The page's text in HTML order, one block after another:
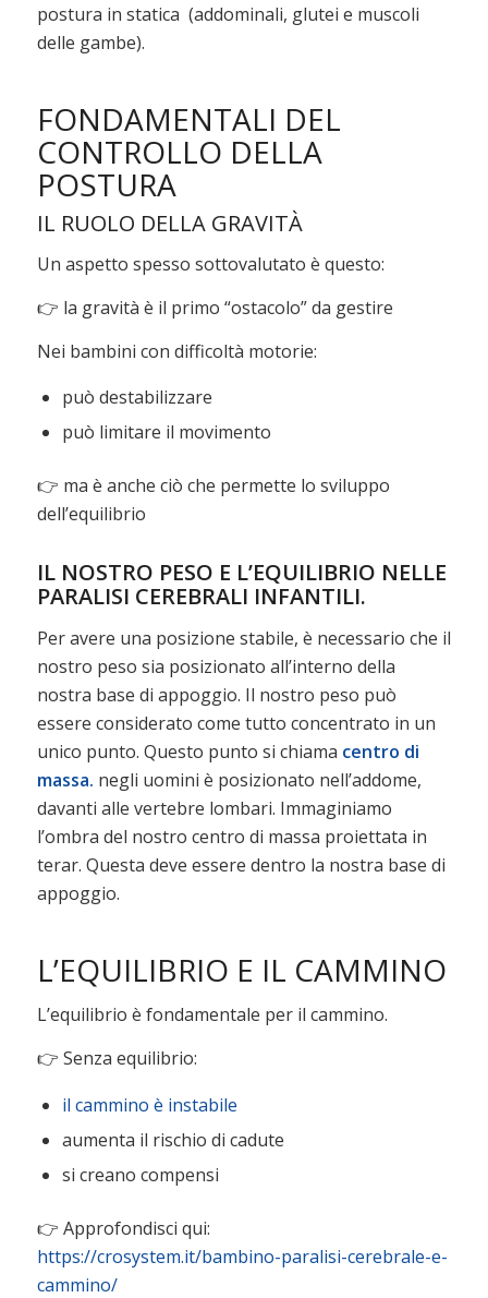
postura in statica (addominali, glutei e muscoli
delle gambe).
FONDAMENTALI DEL
CONTROLLO DELLA
POSTURA
IL RUOLO DELLA GRAVITÀ
Un aspetto spesso sottovalutato è questo:
👉 la gravità è il primo “ostacolo” da gestire
Nei bambini con difficoltà motorie:
può destabilizzare
può limitare il movimento
👉 ma è anche ciò che permette lo sviluppo
dell’equilibrio
IL NOSTRO PESO E L’EQUILIBRIO NELLE
PARALISI CEREBRALI INFANTILI.
Per avere una posizione stabile, è necessario che il
nostro peso sia posizionato all’interno della
nostra base di appoggio. Il nostro peso può
essere considerato come tutto concentrato in un
unico punto. Questo punto si chiama centro di
massa. negli uomini è posizionato nell’addome,
davanti alle vertebre lombari. Immaginiamo
l’ombra del nostro centro di massa proiettata in
terar. Questa deve essere dentro la nostra base di
appoggio.
L’EQUILIBRIO E IL CAMMINO
L’equilibrio è fondamentale per il cammino.
👉 Senza equilibrio:
il cammino è instabile
aumenta il rischio di cadute
si creano compensi
👉 Approfondisci qui:
https://crosystem.it/bambino-paralisi-cerebrale-e-
cammino/